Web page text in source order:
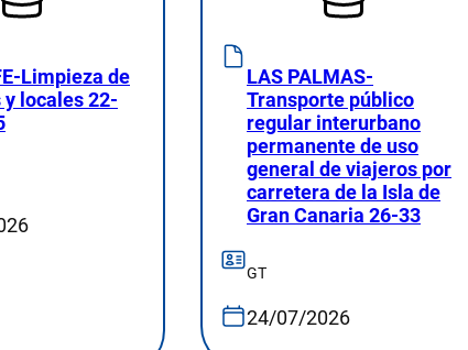
Limpieza de
locales 22-
LAS PALMAS-
Transporte público
regular interurbano
permanente de uso
general de viajeros por
carretera de la Isla de
Gran Canaria 26-33
GT
24/07/2026